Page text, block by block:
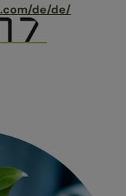
de/de/